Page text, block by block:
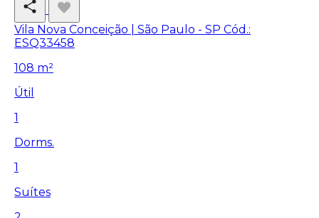
Vila Nova Conceição | São Paulo - SP Cód.:
ESQ33458
108 m²
Útil
1
Dorms.
1
Suítes